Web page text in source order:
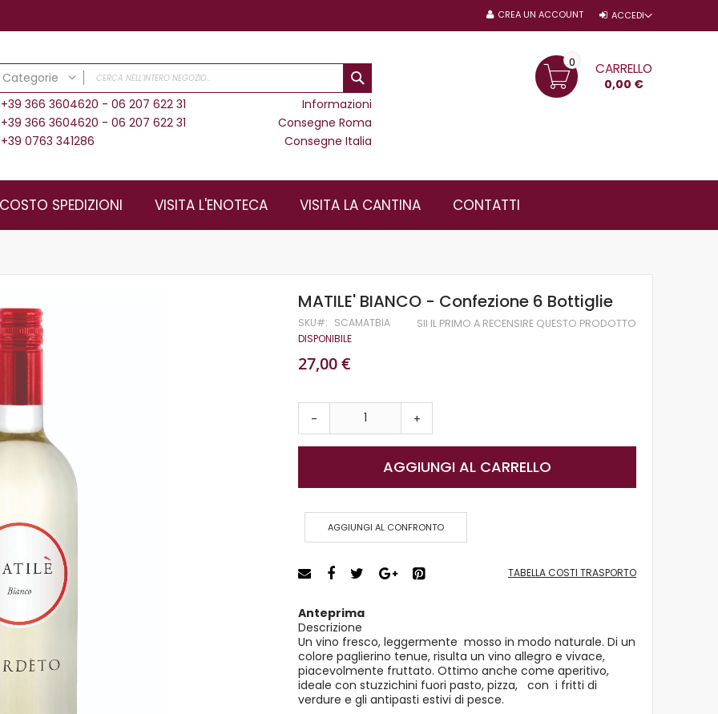
ACCEDI
CREA UN ACCOUNT
Categorie
CATEGORIE
Vini Cardèto
Vini Rosati
Vini Rossi
+39 366 3604620 - 06 207 622 31
+39 366 3604620 - 06 207 622 31
+39 0763 341286
Informazioni
Consegne Roma
Consegne Italia
CARRELLO
0,00 €
0
COSTO SPEDIZIONI VISITA L'ENOTECA VISITA LA CANTINA CONTATTI
MATILE' BIANCO - Confezione 6 Bottiglie
SKU SCAMATBIA
SII IL PRIMO A RECENSIRE QUESTO PRODOTTO
DISPONIBILE
27,00 €
- +
AGGIUNGI AL CARRELLO
AGGIUNGI AL CONFRONTO
TABELLA COSTI TRASPORTO
Anteprima
Descrizione
Un vino fresco, leggermente mosso in modo naturale. Di un
colore paglierino tenue, risulta un vino allegro e vivace,
piacevolmente fruttato. Ottimo anche come aperitivo,
ideale con stuzzichini fuori pasto, pizza, con i fritti di
verdure e gli antipasti estivi di pesce.